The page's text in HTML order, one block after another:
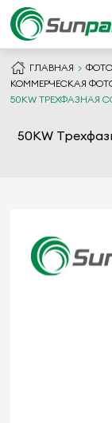
ГЛАВНАЯ
КОММЕРЧЕСКАЯ
50KW ТРЕХФАЗНАЯ
50KW